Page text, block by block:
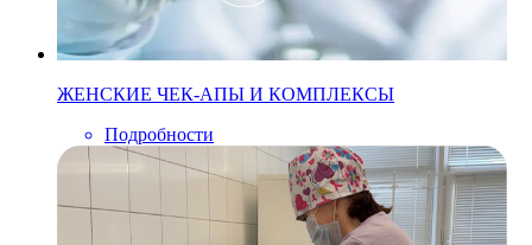
ЖЕНСКИЕ ЧЕК-АПЫ И КОМПЛЕКСЫ
Подробности